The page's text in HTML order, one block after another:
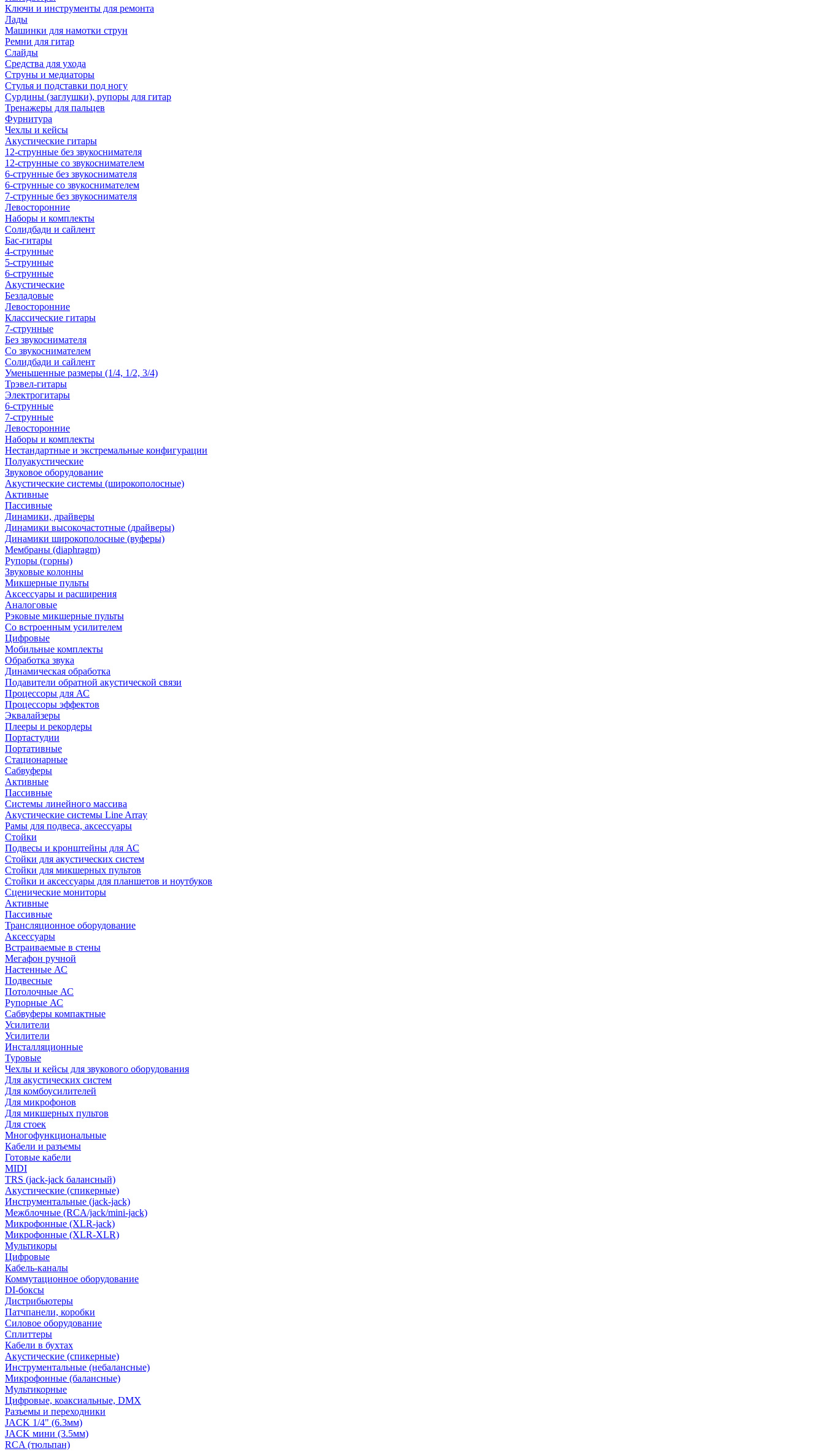
Ключи и инструменты для ремонта
Лады
Машинки для намотки струн
Ремни для гитар
Слайды
Средства для ухода
Струны и медиаторы
Стулья и подставки под ногу
Сурдины (заглушки), рупоры для гитар
Тренажеры для пальцев
Фурнитура
Чехлы и кейсы
Акустические гитары
12-струнные без звукоснимателя
12-струнные со звукоснимателем
6-струнные без звукоснимателя
6-струнные со звукоснимателем
7-струнные без звукоснимателя
Левосторонние
Наборы и комплекты
Солидбади и сайлент
Бас-гитары
4-струнные
5-струнные
6-струнные
Акустические
Безладовые
Левосторонние
Классические гитары
7-струнные
Без звукоснимателя
Со звукоснимателем
Солидбади и сайлент
Уменьшенные размеры (1/4, 1/2, 3/4)
Трэвел-гитары
Электрогитары
6-струнные
7-струнные
Левосторонние
Наборы и комплекты
Нестандартные и экстремальные конфигурации
Полуакустические
Звуковое оборудование
Акустические системы (широкополосные)
Активные
Пассивные
Динамики, драйверы
Динамики высокочастотные (драйверы)
Динамики широкополосные (вуферы)
Мембраны (diaphragm)
Рупоры (горны)
Звуковые колонны
Микшерные пульты
Аксессуары и расширения
Аналоговые
Рэковые микшерные пульты
Со встроенным усилителем
Цифровые
Мобильные комплекты
Обработка звука
Динамическая обработка
Подавители обратной акустической связи
Процессоры для АС
Процессоры эффектов
Эквалайзеры
Плееры и рекордеры
Портастудии
Портативные
Стационарные
Сабвуферы
Активные
Пассивные
Системы линейного массива
Акустические системы Line Array
Рамы для подвеса, аксессуары
Стойки
Подвесы и кронштейны для АС
Стойки для акустических систем
Стойки для микшерных пультов
Стойки и аксессуары для планшетов и ноутбуков
Сценические мониторы
Активные
Пассивные
Трансляционное оборудование
Аксессуары
Встраиваемые в стены
Мегафон ручной
Настенные АС
Подвесные
Потолочные АС
Рупорные АС
Сабвуферы компактные
Усилители
Усилители
Инсталляционные
Туровые
Чехлы и кейсы для звукового оборудования
Для акустических систем
Для комбоусилителей
Для микрофонов
Для микшерных пультов
Для стоек
Многофункциональные
Кабели и разъемы
Готовые кабели
MIDI
TRS (jack-jack балансный)
Акустические (спикерные)
Инструментальные (jack-jack)
Межблочные (RCA/jack/mini-jack)
Микрофонные (XLR-jack)
Микрофонные (XLR-XLR)
Мультикоры
Цифровые
Кабель-каналы
Коммутационное оборудование
DI-боксы
Дистрибьютеры
Патчпанели, коробки
Силовое оборудование
Сплиттеры
Кабели в бухтах
Акустические (спикерные)
Инструментальные (небалансные)
Микрофонные (балансные)
Мультикорные
Цифровые, коаксиальные, DMX
Разъемы и переходники
JACK 1/4" (6.3мм)
JACK мини (3.5мм)
RCA (тюльпан)